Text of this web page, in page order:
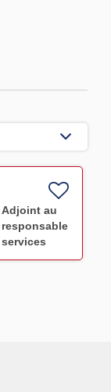
Adjoint au
responsable
services
généraux